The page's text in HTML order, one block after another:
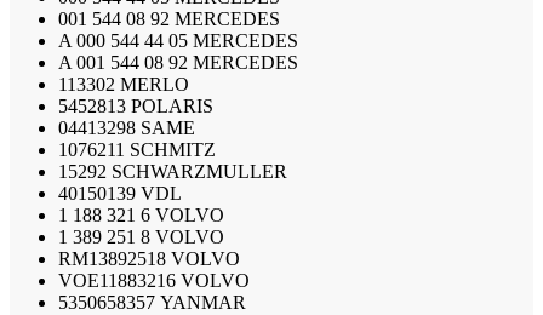
001 544 08 92 MERCEDES
A 000 544 44 05 MERCEDES
A 001 544 08 92 MERCEDES
113302 MERLO
5452813 POLARIS
04413298 SAME
1076211 SCHMITZ
15292 SCHWARZMULLER
40150139 VDL
1 188 321 6 VOLVO
1 389 251 8 VOLVO
RM13892518 VOLVO
VOE11883216 VOLVO
5350658357 YANMAR